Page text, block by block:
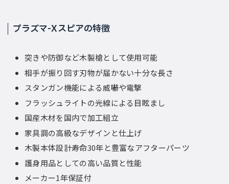
プラズマ-Xスピアの特徴
突きや防御など木製槍として使用可能
相手が振り回す刃物が届かない十分な長さ
スタンガン機能による威嚇や電撃
フラッシュライトの光線による目眩まし
国産木材を国内で加工組立
家具調の高級なデザインと仕上げ
木製本体設計寿命30年と豊富なアフターパーツ
護身用品としての高い品質と性能
メーカー1年保証付